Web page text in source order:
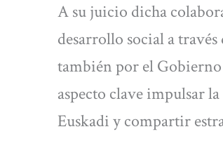
A su juicio dicha
desarrollo social a
también por el
aspecto clave impulsar
Euskadi y compartir